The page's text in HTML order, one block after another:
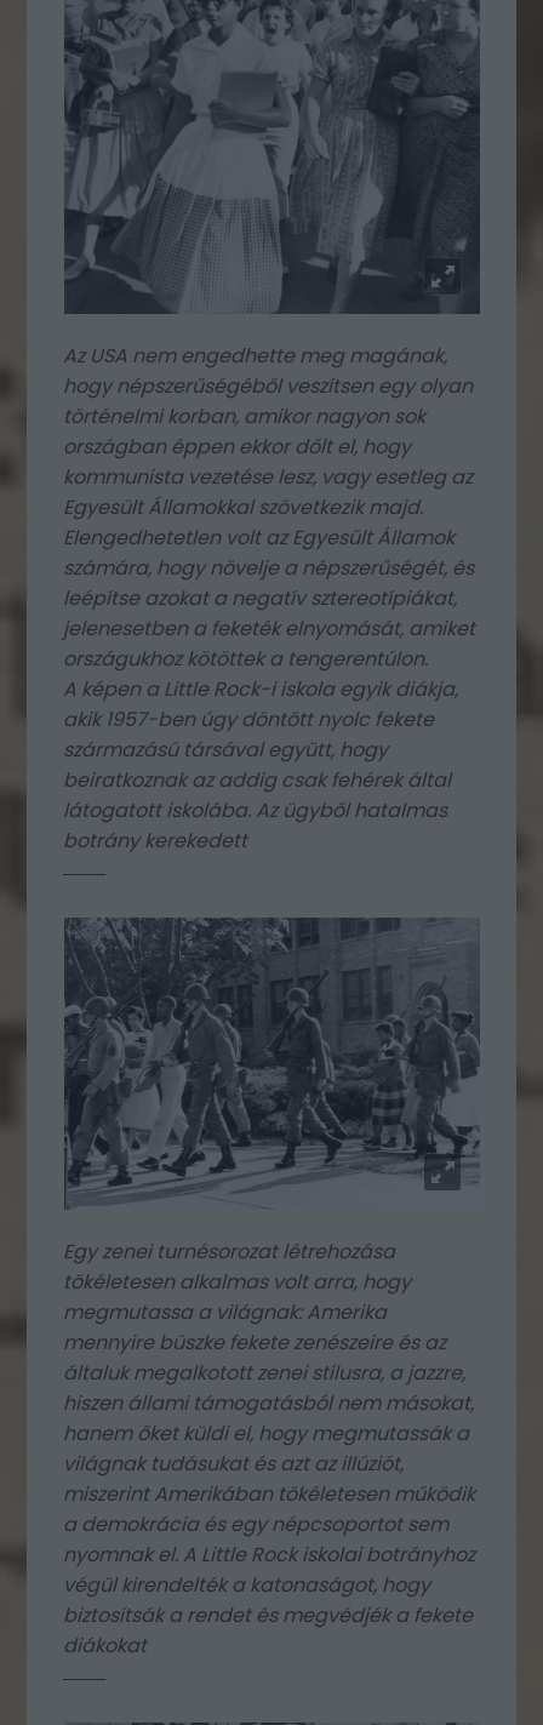
Az USA nem engedhette meg magának,
hogy népszerűségéből veszítsen egy olyan
történelmi korban, amikor nagyon sok
országban éppen ekkor dőlt el, hogy
kommunista vezetése lesz, vagy esetleg az
Egyesült Államokkal szövetkezik majd.
Elengedhetetlen volt az Egyesült Államok
számára, hogy növelje a népszerűségét, és
leépítse azokat a negatív sztereotípiákat,
jelenesetben a feketék elnyomását, amiket
országukhoz kötöttek a tengerentúlon.
A képen a Little Rock-i iskola egyik diákja,
akik 1957-ben úgy döntött nyolc fekete
származású társával együtt, hogy
beiratkoznak az addig csak fehérek által
látogatott iskolába. Az ügyből hatalmas
botrány kerekedett
Egy zenei turnésorozat létrehozása
tökéletesen alkalmas volt arra, hogy
megmutassa a világnak: Amerika
mennyire büszke fekete zenészeire és az
általuk megalkotott zenei stílusra, a jazzre,
hiszen állami támogatásból nem másokat,
hanem őket küldi el, hogy megmutassák a
világnak tudásukat és azt az illúziót,
miszerint Amerikában tökéletesen működik
a demokrácia és egy népcsoportot sem
nyomnak el. A Little Rock iskolai botrányhoz
végül kirendelték a katonaságot, hogy
biztosítsák a rendet és megvédjék a fekete
diákokat